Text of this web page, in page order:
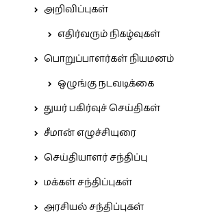
அறிவிப்புகள்
எதிர்வரும் நிகழ்வுகள்
பொறுப்பாளர்கள் நியமனம்
ஒழுங்கு நடவடிக்கை
துயர் பகிர்வுச் செய்திகள்
சீமான் எழுச்சியுரை
செய்தியாளர் சந்திப்பு
மக்கள் சந்திப்புகள்
அரசியல் சந்திப்புகள்